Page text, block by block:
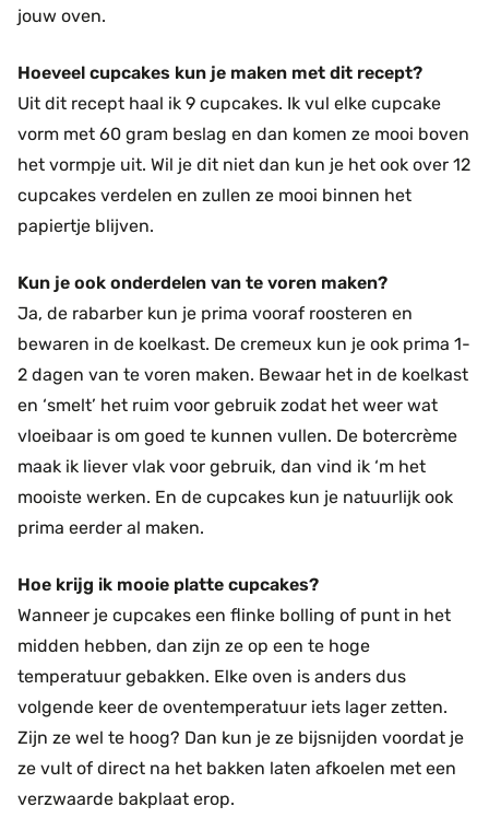
jouw oven.
Hoeveel cupcakes kun je maken met dit recept?
Uit dit recept haal ik 9 cupcakes. Ik vul elke cupcake
vorm met 60 gram beslag en dan komen ze mooi boven
het vormpje uit. Wil je dit niet dan kun je het ook over 12
cupcakes verdelen en zullen ze mooi binnen het
papiertje blijven.
Kun je ook onderdelen van te voren maken?
Ja, de rabarber kun je prima vooraf roosteren en
bewaren in de koelkast. De cremeux kun je ook prima 1-
2 dagen van te voren maken. Bewaar het in de koelkast
en ‘smelt’ het ruim voor gebruik zodat het weer wat
vloeibaar is om goed te kunnen vullen. De botercrème
maak ik liever vlak voor gebruik, dan vind ik ‘m het
mooiste werken. En de cupcakes kun je natuurlijk ook
prima eerder al maken.
Hoe krijg ik mooie platte cupcakes?
Wanneer je cupcakes een flinke bolling of punt in het
midden hebben, dan zijn ze op een te hoge
temperatuur gebakken. Elke oven is anders dus
volgende keer de oventemperatuur iets lager zetten.
Zijn ze wel te hoog? Dan kun je ze bijsnijden voordat je
ze vult of direct na het bakken laten afkoelen met een
verzwaarde bakplaat erop.